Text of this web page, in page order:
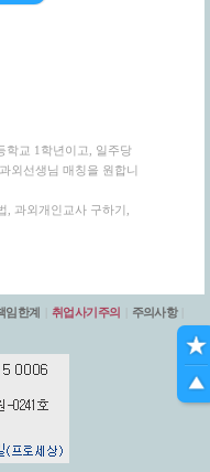
학교 1학년이고, 일주당
외선생님 매칭을 원합니
과외개인교사 구하기,
임한계 취업사기주의 주의사항